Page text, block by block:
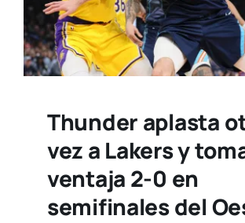
Thunder aplasta
vez a Lakers y
ventaja 2-0 en
semifinales del